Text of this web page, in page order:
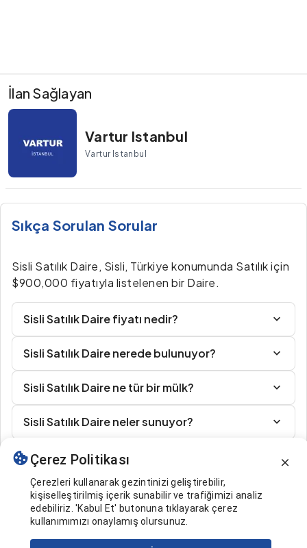
İlan Sağlayan
Vartur Istanbul
Vartur Istanbul
Sıkça Sorulan Sorular
Sisli Satılık Daire, Sisli, Türkiye konumunda Satılık için
$900,000 fiyatıyla listelenen bir Daire.
Sisli Satılık Daire fiyatı nedir?
Sisli Satılık Daire nerede bulunuyor?
Sisli Satılık Daire ne tür bir mülk?
Sisli Satılık Daire neler sunuyor?
Benzer İlanlar
Çerez Politikası
Çerezleri kullanarak gezintinizi geliştirebilir,
kişiselleştirilmiş içerik sunabilir ve trafiğimizi analiz
edebiliriz. 'Kabul Et' butonuna tıklayarak çerez
kullanımımızı onaylamış olursunuz.